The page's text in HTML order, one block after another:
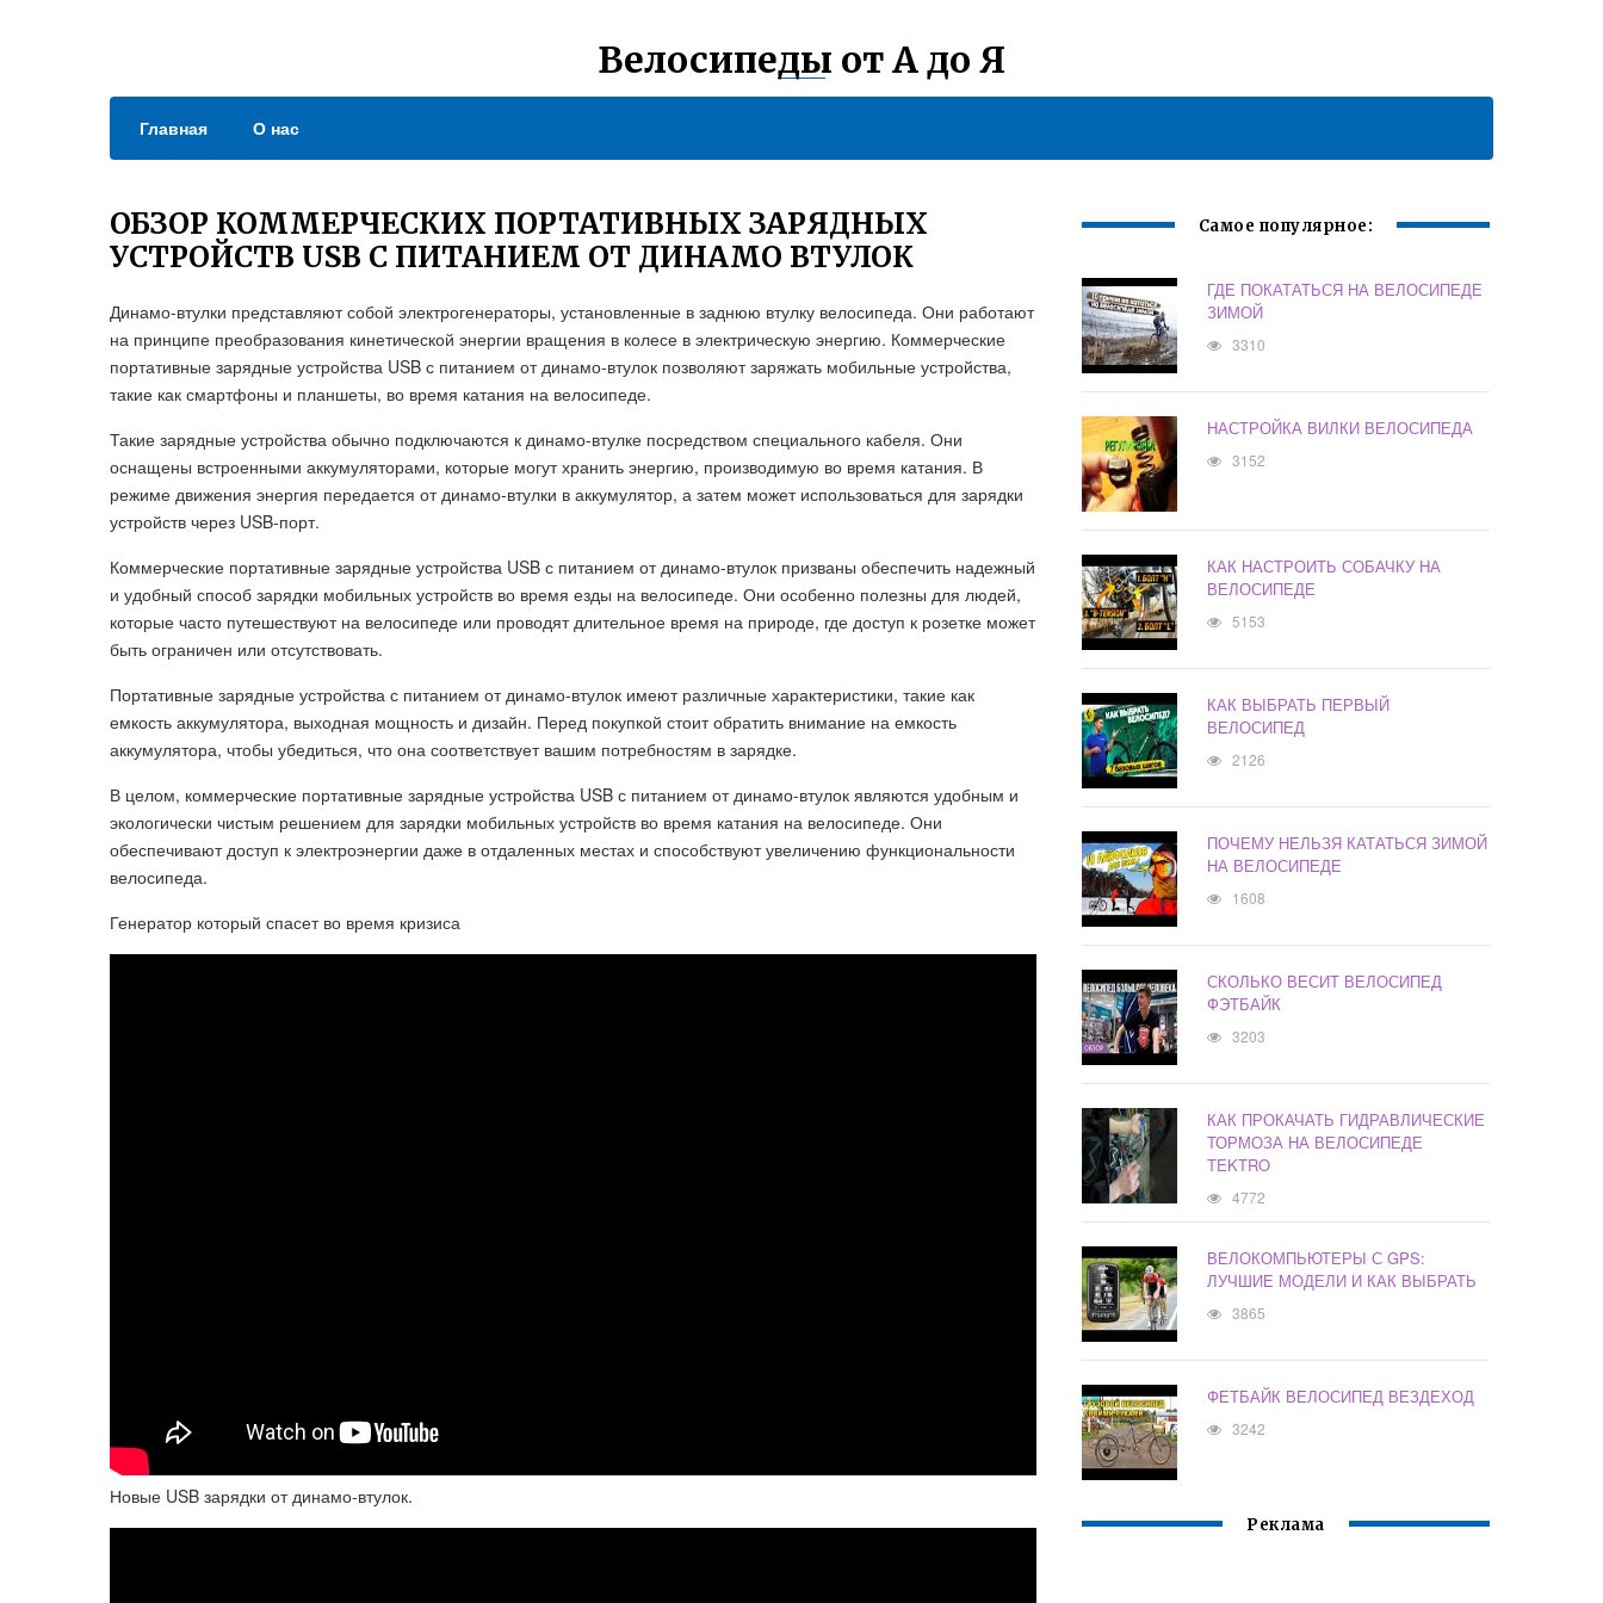
Велосипеды от А до Я
Главная О нас
ОБЗОР КОММЕРЧЕСКИХ ПОРТАТИВНЫХ ЗАРЯДНЫХ
УСТРОЙСТВ USB С ПИТАНИЕМ ОТ ДИНАМО ВТУЛОК
Динамо-втулки представляют собой электрогенераторы, установленные в заднюю втулку велосипеда. Они работают
на принципе преобразования кинетической энергии вращения в колесе в электрическую энергию. Коммерческие
портативные зарядные устройства USB с питанием от динамо-втулок позволяют заряжать мобильные устройства,
такие как смартфоны и планшеты, во время катания на велосипеде.
Такие зарядные устройства обычно подключаются к динамо-втулке посредством специального кабеля. Они
оснащены встроенными аккумуляторами, которые могут хранить энергию, производимую во время катания. В
режиме движения энергия передается от динамо-втулки в аккумулятор, а затем может использоваться для зарядки
устройств через USB-порт.
Коммерческие портативные зарядные устройства USB с питанием от динамо-втулок призваны обеспечить надежный
и удобный способ зарядки мобильных устройств во время езды на велосипеде. Они особенно полезны для людей,
которые часто путешествуют на велосипеде или проводят длительное время на природе, где доступ к розетке может
быть ограничен или отсутствовать.
Портативные зарядные устройства с питанием от динамо-втулок имеют различные характеристики, такие как
емкость аккумулятора, выходная мощность и дизайн. Перед покупкой стоит обратить внимание на емкость
аккумулятора, чтобы убедиться, что она соответствует вашим потребностям в зарядке.
В целом, коммерческие портативные зарядные устройства USB с питанием от динамо-втулок являются удобным и
экологически чистым решением для зарядки мобильных устройств во время катания на велосипеде. Они
обеспечивают доступ к электроэнергии даже в отдаленных местах и способствуют увеличению функциональности
велосипеда.
Генератор который спасет во время кризиса
Новые USB зарядки от динамо-втулок.
Самое популярное:
ГДЕ ПОКАТАТЬСЯ НА ВЕЛОСИПЕДЕ
ЗИМОЙ
3310
НАСТРОЙКА ВИЛКИ ВЕЛОСИПЕДА
3152
КАК НАСТРОИТЬ СОБАЧКУ НА
ВЕЛОСИПЕДЕ
5153
КАК ВЫБРАТЬ ПЕРВЫЙ
ВЕЛОСИПЕД
2126
ПОЧЕМУ НЕЛЬЗЯ КАТАТЬСЯ ЗИМОЙ
НА ВЕЛОСИПЕДЕ
1608
СКОЛЬКО ВЕСИТ ВЕЛОСИПЕД
ФЭТБАЙК
3203
КАК ПРОКАЧАТЬ ГИДРАВЛИЧЕСКИЕ
ТОРМОЗА НА ВЕЛОСИПЕДЕ
TEKTRO
4772
ВЕЛОКОМПЬЮТЕРЫ С GPS:
ЛУЧШИЕ МОДЕЛИ И КАК ВЫБРАТЬ
3865
ФЕТБАЙК ВЕЛОСИПЕД ВЕЗДЕХОД
3242
Реклама